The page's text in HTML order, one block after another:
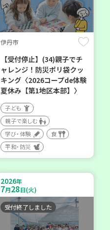
伊丹市
【受付停止】(34)親子でチ
ャレンジ！防災ポリ袋クッ
キング〈2026コープde体験
夏休み【第1地区本部】〉
子ども
親子で楽しむ
学び・体験
食
平和・防災
2026年
7月28日(火)
受付終了しました